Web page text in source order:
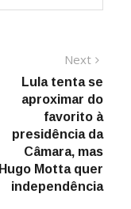
Next
Lula tenta se
aproximar do
favorito à
presidência da
Câmara, mas
Hugo Motta quer
independência